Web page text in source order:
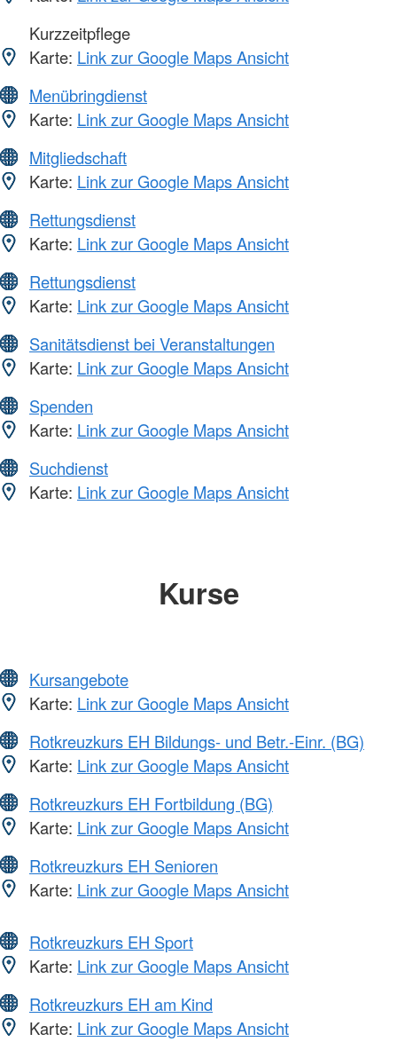
Kurzzeitpflege
Karte: Link zur Google Maps Ansicht
Menübringdienst
Karte: Link zur Google Maps Ansicht
Mitgliedschaft
Karte: Link zur Google Maps Ansicht
Rettungsdienst
Karte: Link zur Google Maps Ansicht
Rettungsdienst
Karte: Link zur Google Maps Ansicht
Sanitätsdienst bei Veranstaltungen
Karte: Link zur Google Maps Ansicht
Spenden
Karte: Link zur Google Maps Ansicht
Suchdienst
Karte: Link zur Google Maps Ansicht
Kurse
Kursangebote
Karte: Link zur Google Maps Ansicht
Rotkreuzkurs EH Bildungs- und Betr.-Einr. (BG)
Karte: Link zur Google Maps Ansicht
Rotkreuzkurs EH Fortbildung (BG)
Karte: Link zur Google Maps Ansicht
Rotkreuzkurs EH Senioren
Karte: Link zur Google Maps Ansicht
Rotkreuzkurs EH Sport
Karte: Link zur Google Maps Ansicht
Rotkreuzkurs EH am Kind
Karte: Link zur Google Maps Ansicht